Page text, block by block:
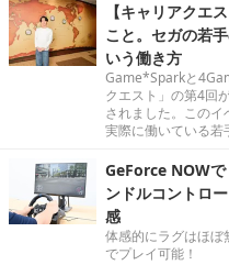
【キャリアクエ
こと。セガの若
いう働き方
Game*Sparkと
クエスト」の第4回
されました。この
実際に働いている若
GeForce NOW
ンドルコントロ
感
体感的にラグはほぼ
でプレイ可能！